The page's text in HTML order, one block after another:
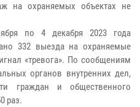
на охраняемых объектах не
по 4 декабря 2023 года
332 выезда на охраняемые
«тревога». По сообщениям
органов внутренних дел,
граждан и общественного
50 раз.